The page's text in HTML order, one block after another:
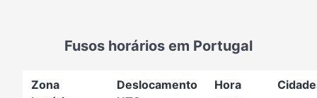
Fusos horários em Portugal
Zona
Deslocamento
Hora